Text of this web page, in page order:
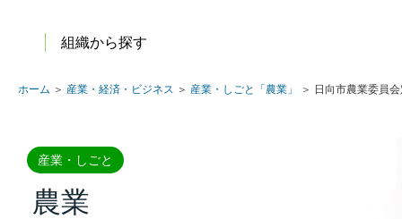
組織から探す
ホーム ＞ 産業・経済・ビジネス ＞ 産業・しごと「農業」 ＞ 日向市農業委員
産業・しごと
農業